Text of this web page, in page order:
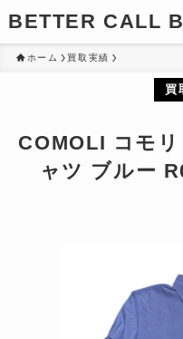
BETTER CALL
ホーム 買取実績
買
COMOLI コモ
ャツ ブルー